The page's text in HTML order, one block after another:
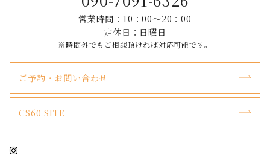
営業時間：10：00～20：00
定休日：日曜日
※時間外でもご相談頂ければ対応可能です。
ご予約・お問い合わせ
CS60 SITE